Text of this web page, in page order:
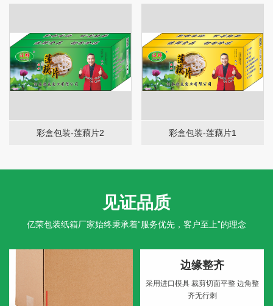
彩盒包装-莲藕片2 彩盒包装-莲藕片1
见证品质
亿荣包装纸箱厂家始终秉承着“服务优先，客户至上”的理念
边缘整齐
采用进口模具裁剪切面平整边角整
齐无行刺